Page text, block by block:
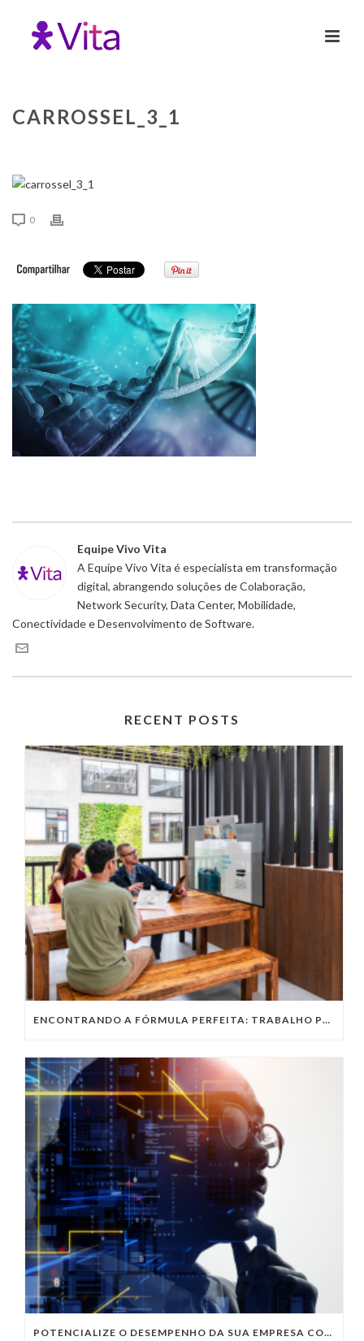
CARROSSEL_3_1
0
Equipe Vivo Vita
A Equipe Vivo Vita é especialista em transformação
digital, abrangendo soluções de Colaboração,
Network Security, Data Center, Mobilidade,
Conectividade e Desenvolvimento de Software.
RECENT POSTS
ENCONTRANDO A FÓRMULA PERFEITA: TRABALHO PRESENCIAL, HOME OFFICE OU TRABALHO HÍBRIDO?
POTENCIALIZE O DESEMPENHO DA SUA EMPRESA COM OS SERVIÇOS DE TI DA VIVO VITA